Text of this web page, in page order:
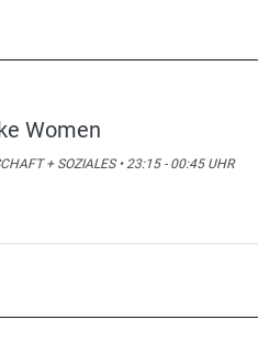
Women
+ SOZIALES • 23:15 - 00:45 UHR